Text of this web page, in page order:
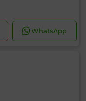
WhatsApp